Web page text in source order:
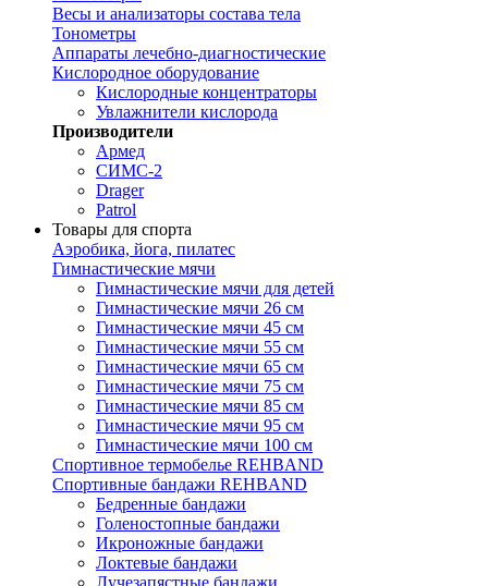
Весы и анализаторы состава тела
Тонометры
Аппараты лечебно-диагностические
Кислородное оборудование
Кислородные концентраторы
Увлажнители кислорода
Производители
Армед
СИМС-2
Drager
Patrol
Товары для спорта
Аэробика, йога, пилатес
Гимнастические мячи
Гимнастические мячи для детей
Гимнастические мячи 26 см
Гимнастические мячи 45 см
Гимнастические мячи 55 см
Гимнастические мячи 65 см
Гимнастические мячи 75 см
Гимнастические мячи 85 см
Гимнастические мячи 95 см
Гимнастические мячи 100 см
Спортивное термобелье REHBAND
Спортивные бандажи REHBAND
Бедренные бандажи
Голеностопные бандажи
Икроножные бандажи
Локтевые бандажи
Лучезапястные бандажи